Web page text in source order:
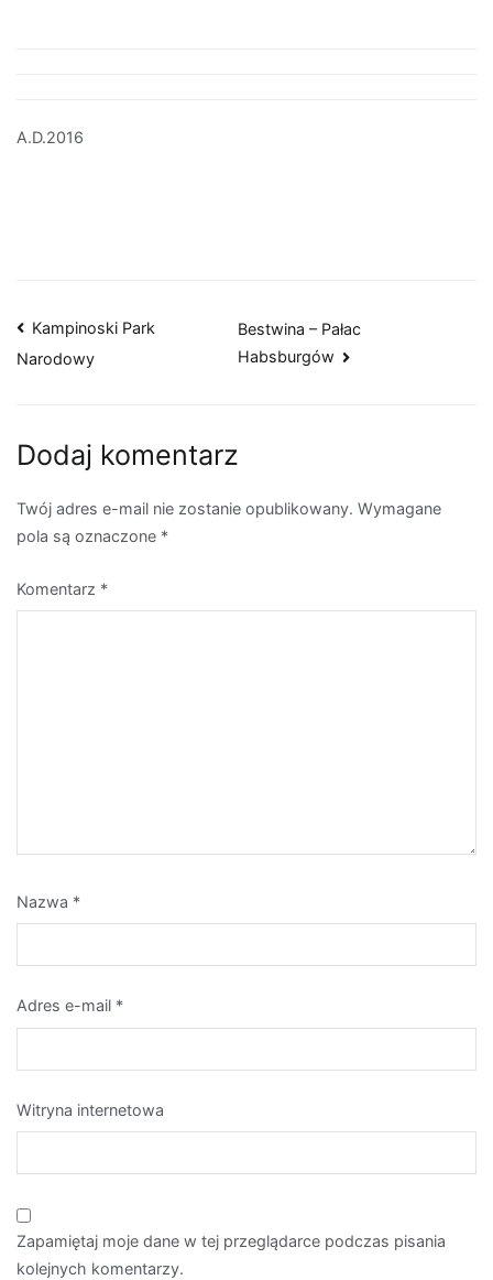
A.D.2016
Nawigacja
wpisu
Kampinoski Park
Narodowy
Bestwina – Pałac
Habsburgów
Dodaj komentarz
Twój adres e-mail nie zostanie opublikowany. Wymagane
pola są oznaczone *
Komentarz *
Nazwa *
Adres e-mail *
Witryna internetowa
Zapamiętaj moje dane w tej przeglądarce podczas pisania
kolejnych komentarzy.